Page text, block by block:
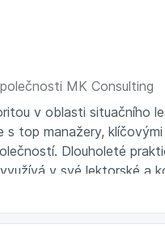
MK Consulting
v oblasti situačního
s top manažery,
Dlouholeté
v své lektorské a
programech.